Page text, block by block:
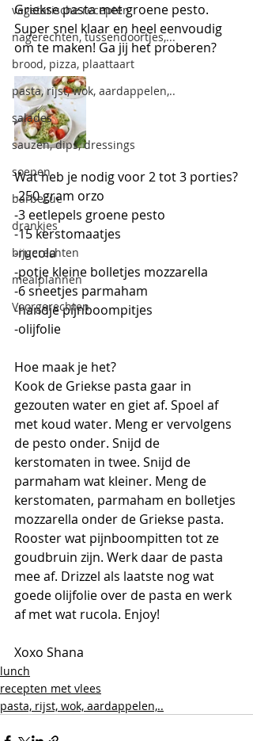
vegetarische recepten
nagerechten, tussendoortjes,...
brood, pizza, plaattaart
pasta, rijst, wok, aardappelen,..
salades
sauzen, dips, dressings
soepen
barbecue
drankjes
bijgerechten
mealplannen
Voorgerechten
Griekse pasta met groene pesto.
Super snel klaar en heel eenvoudig
om te maken! Ga jij het proberen?
Wat heb je nodig voor 2 tot 3 porties?
-250 gram orzo
-3 eetlepels groene pesto
-15 kerstomaatjes
-rucola
-potje kleine bolletjes mozzarella
-6 sneetjes parmaham
-handje pijnboompitjes
-olijfolie
Hoe maak je het?
Kook de Griekse pasta gaar in
gezouten water en giet af. Spoel af
met koud water. Meng er vervolgens
de pesto onder. Snijd de
kerstomaten in twee. Snijd de
parmaham wat kleiner. Meng de
kerstomaten, parmaham en bolletjes
mozzarella onder de Griekse pasta.
Rooster wat pijnboompitten tot ze
goudbruin zijn. Werk daar de pasta
mee af. Drizzel als laatste nog wat
goede olijfolie over de pasta en werk
af met wat rucola. Enjoy!
Xoxo Shana
lunch
recepten met vlees
pasta, rijst, wok, aardappelen,..